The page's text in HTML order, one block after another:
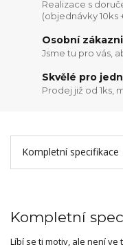
Realizace s
(objednávky 10ks
Osobní
Jsme tu pro vás,
Skvělé pro
Prodej již od 1ks,
Kompletní specifikace
Kompletní
Líbí se ti motiv, ale není